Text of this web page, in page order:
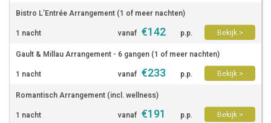
Bistro L’Entrée Arrangement (1 of meer nachten)
1 nacht
vanaf €142 p.p.
Bekijk >
Gault & Millau Arrangement - 6 gangen (1 of meer nachten)
1 nacht
vanaf €233 p.p.
Bekijk >
Romantisch Arrangement (incl. wellness)
1 nacht
vanaf €191 p.p.
Bekijk >